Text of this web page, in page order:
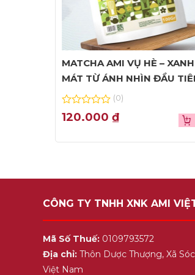
MATCHA AMI VỤ HÈ – XANH
MÁT TỪ ÁNH NHÌN ĐẦU
0
out
5
(0)
120.000₫
CÔNG TY TNHH XNK AMI
Mã Số Thuế: 0109793572
Địa chỉ: Thôn Dược Thượng, Xã
Việt Nam